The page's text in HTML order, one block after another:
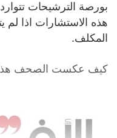
بورصة الترشيحات
هذه الاستشارات اذا لم
المكلف.
كيف عكست الصحف هذا